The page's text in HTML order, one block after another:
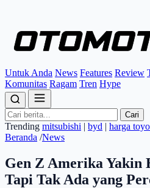
Untuk Anda News Features Review
Komunitas Ragam Tren Hype
Cari
Trending mitsubishi | byd | harga
Beranda /News
Gen Z Amerika Yakin
Tapi Tak Ada yang